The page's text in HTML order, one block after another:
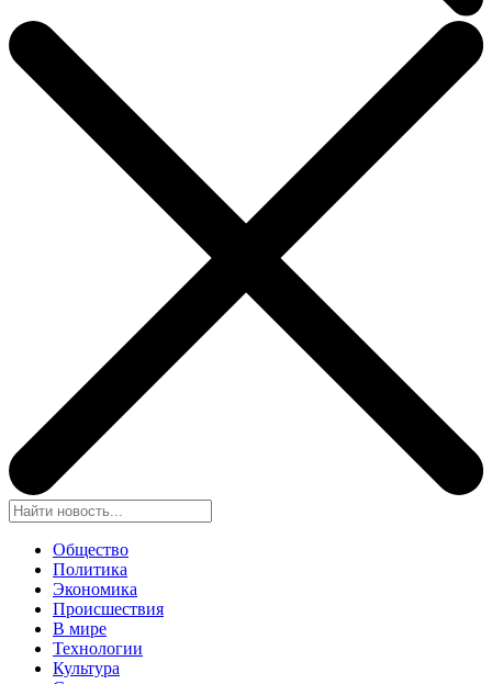
Общество
Политика
Экономика
Происшествия
В мире
Технологии
Культура